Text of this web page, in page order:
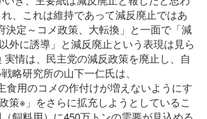
、これは維持であって減反廃止ではあ
定～コメ政策、大転換」と一面で「減
外に誘導」と減反廃止という表現は見ら
情は、民主党の減反政策を廃止し、自
略研究所の山下一仁氏は、
食用のコメの作付けが増えないようにす
策※」をさらに拡充しようとしているこ